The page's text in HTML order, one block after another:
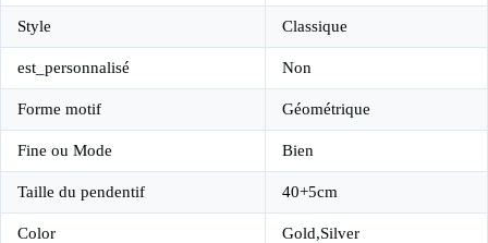
Style Classique
est_personnalisé Non
Forme motif Géométrique
Fine ou Mode Bien
Taille du pendentif 40+5cm
Color Gold,Silver